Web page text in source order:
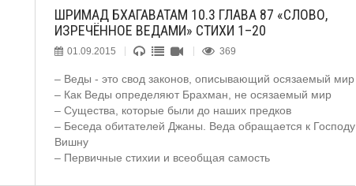
ШРИМАД БХАГАВАТАМ 10.3 ГЛАВА 87 «СЛОВО,
ИЗРЕЧЁННОЕ ВЕДАМИ» СТИХИ 1–20
01.09.2015 369
– Веды - это свод законов, описывающий осязаемый мир
– Как Веды определяют Брахман, не осязаемый мир
– Существа, которые были до наших предков
– Беседа обитателей Джаны. Веда обращается к Господу
Вишну
– Первичные стихии и всеобщая самость